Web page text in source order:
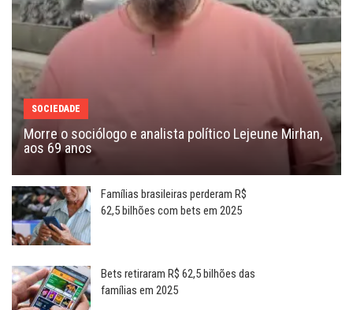
SOCIEDADE
Morre o sociólogo e analista político Lejeune Mirhan,
aos 69 anos
Famílias brasileiras perderam R$
62,5 bilhões com bets em 2025
Bets retiraram R$ 62,5 bilhões das
famílias em 2025